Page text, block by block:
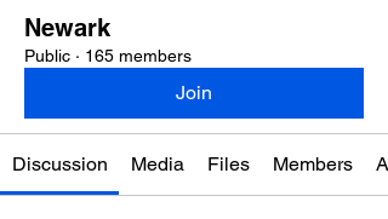
Newark
Public · 165 members
Join
Discussion Media Files Members